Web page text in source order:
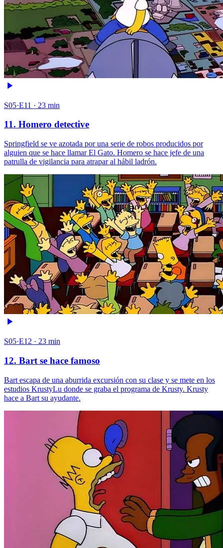
S05·E11 · 23 min
11. Homero detective
Springfield se ve azotada por una serie de robos producidos por
alguien que se hace llamar El Gato. Homero se hace jefe de una
patrulla de vigilancia para atrapar al hábil ladrón.
S05·E12 · 23 min
12. Bart se hace famoso
Bart escapa de una aburrida excursión con su clase y se mete en los
estudios KrustyLu donde se graba el programa de Krusty. Krusty
hace a Bart su ayudante.